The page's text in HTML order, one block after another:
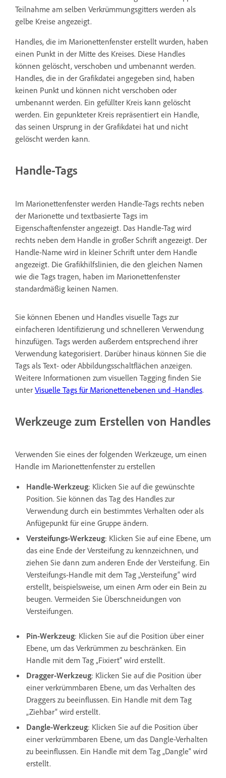
Teilnahme am selben Verkrümmungsgitters werden als
gelbe Kreise angezeigt.
Handles, die im Marionettenfenster erstellt wurden, haben
einen Punkt in der Mitte des Kreises. Diese Handles
können gelöscht, verschoben und umbenannt werden.
Handles, die in der Grafikdatei angegeben sind, haben
keinen Punkt und können nicht verschoben oder
umbenannt werden. Ein gefüllter Kreis kann gelöscht
werden. Ein gepunkteter Kreis repräsentiert ein Handle,
das seinen Ursprung in der Grafikdatei hat und nicht
gelöscht werden kann.
Handle-Tags
Im Marionettenfenster werden Handle-Tags rechts neben
der Marionette und textbasierte Tags im
Eigenschaftenfenster angezeigt. Das Handle-Tag wird
rechts neben dem Handle in großer Schrift angezeigt. Der
Handle-Name wird in kleiner Schrift unter dem Handle
angezeigt. Die Grafikhilfslinien, die den gleichen Namen
wie die Tags tragen, haben im Marionettenfenster
standardmäßig keinen Namen.
Sie können Ebenen und Handles visuelle Tags zur
einfacheren Identifizierung und schnelleren Verwendung
hinzufügen. Tags werden außerdem entsprechend ihrer
Verwendung kategorisiert. Darüber hinaus können Sie die
Tags als Text- oder Abbildungsschaltflächen anzeigen.
Weitere Informationen zum visuellen Tagging finden Sie
unter Visuelle Tags für Marionettenebenen und -Handles.
Werkzeuge zum Erstellen von Handles
Verwenden Sie eines der folgenden Werkzeuge, um einen
Handle im Marionettenfenster zu erstellen
Handle-Werkzeug: Klicken Sie auf die gewünschte
Position. Sie können das Tag des Handles zur
Verwendung durch ein bestimmtes Verhalten oder als
Anfügepunkt für eine Gruppe ändern.
Versteifungs-Werkzeug: Klicken Sie auf eine Ebene, um
das eine Ende der Versteifung zu kennzeichnen, und
ziehen Sie dann zum anderen Ende der Versteifung. Ein
Versteifungs-Handle mit dem Tag „Versteifung“ wird
erstellt, beispielsweise, um einen Arm oder ein Bein zu
beugen. Vermeiden Sie Überschneidungen von
Versteifungen.
Pin-Werkzeug: Klicken Sie auf die Position über einer
Ebene, um das Verkrümmen zu beschränken. Ein
Handle mit dem Tag „Fixiert“ wird erstellt.
Dragger-Werkzeug: Klicken Sie auf die Position über
einer verkrümmbaren Ebene, um das Verhalten des
Draggers zu beeinflussen. Ein Handle mit dem Tag
„Ziehbar“ wird erstellt.
Dangle-Werkzeug: Klicken Sie auf die Position über
einer verkrümmbaren Ebene, um das Dangle-Verhalten
zu beeinflussen. Ein Handle mit dem Tag „Dangle“ wird
erstellt.